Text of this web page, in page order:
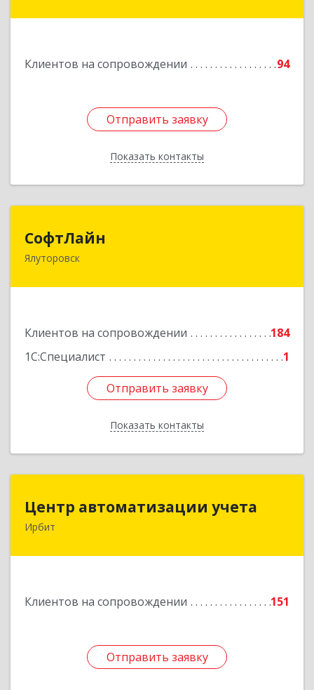
Клиентов на сопровождении 94
Отправить заявку
Показать контакты
Отправить заявку
Назад
СофтЛайн
Ялуторовск
Клиентов на сопровождении
184
1С:Специалист
1
Отправить заявку
Показать контакты
627010, Тюменская обл, Ялуторовский р-н,
Отправить заявку
Назад
Центр автоматизации учета
Ирбит
Клиентов на сопровождении 151
Отправить заявку
623854, Свердловская обл, Ирбит г, Маршала
Отправить заявку